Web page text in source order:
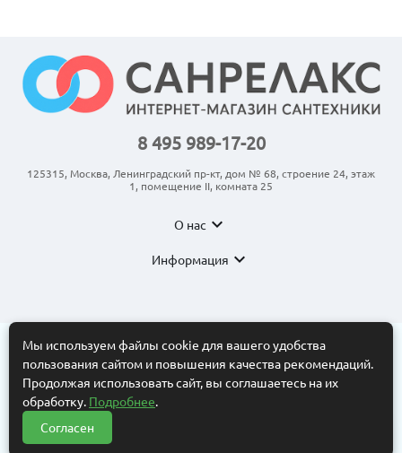
8 495 989-17-20
125315, Москва, Ленинградский пр-кт, дом № 68, строение 24, этаж
1, помещение II, комната 25
О нас expand_more
Информация expand_more
© 2011-2026 ООО “АНКОМ”
Все торговые марки принадлежат их владельцам. Копирование
составляющих частей сайта в какой бы то ни было форме без
разрешения владельца авторских прав запрещено. Интернет-
магазин носит исключительно информационный характер.
Информационные материалы, размеры, фото и цены сайта не
являются публичной офертой, определяемой положениями Статьи
Мы используем файлы cookie для вашего удобства
пользования сайтом и повышения качества рекомендаций.
Продолжая использовать сайт, вы соглашаетесь на их
обработку. Подробнее.
Согласен